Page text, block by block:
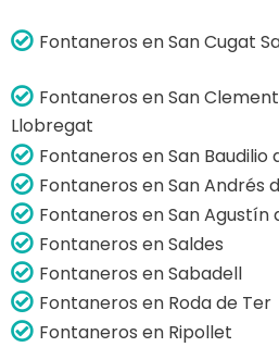
Fontaneros en San Cugat
Fontaneros en San
Llobregat
Fontaneros en San Baudilio
Fontaneros en San Andrés
Fontaneros en San Agustín
Fontaneros en Saldes
Fontaneros en Sabadell
Fontaneros en Roda de Ter
Fontaneros en Ripollet